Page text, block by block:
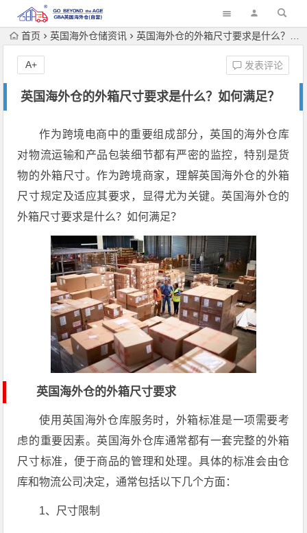
首页 英国海外仓储资讯 英国海外仓的外箱尺寸要求是什么？如何满足？
英国海外仓的外箱尺寸要求是什么？如何满足？
发表评论
A+
作为跨境电商中的重要组成部分，英国的海外仓库
对物流运输和产品包装细节都有严密的监控，特别是货
物的外箱尺寸。作为跨境商家，理解英国海外仓的外箱
尺寸规定及适应其要求，显得尤为关键。英国海外仓的
外箱尺寸要求是什么？如何满足？
英国海外仓的外箱尺寸要求
使用英国海外仓库服务时，外箱标准是一项需要考
虑的重要因素。英国海外仓库通常都有一套完整的外箱
尺寸标准，便于商品的管理和处理。具体的标准会由仓
库和物流公司决定，通常包括以下几个方面：
1、尺寸限制